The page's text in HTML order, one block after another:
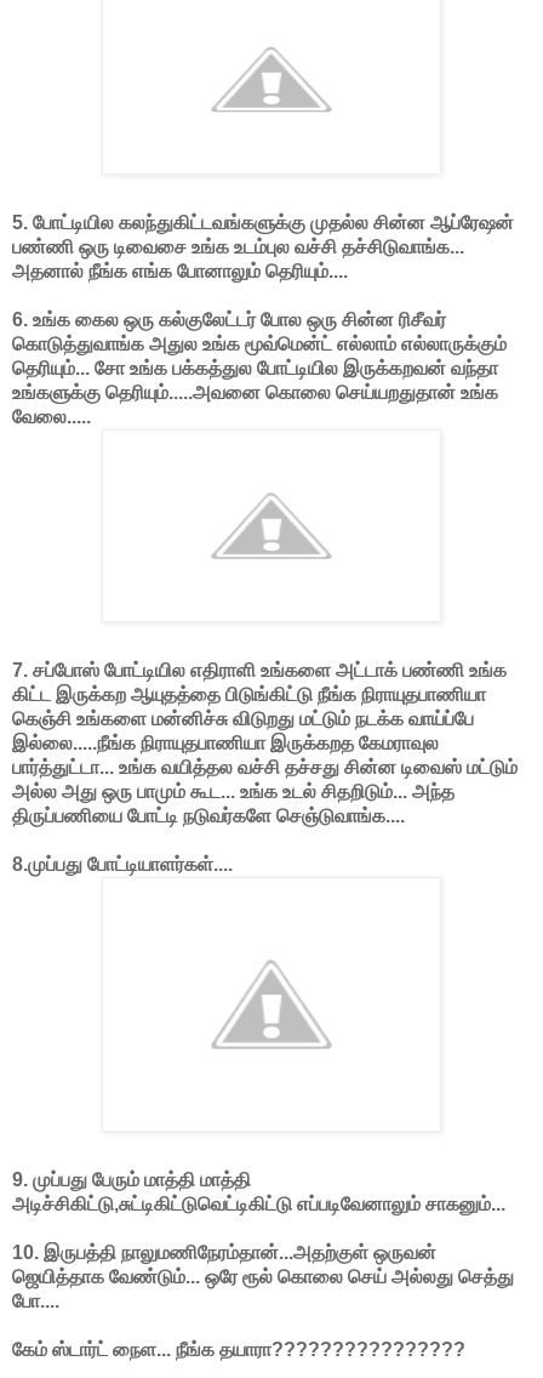
5. போட்டியில கலந்துகிட்டவங்களுக்கு முதல்ல சின்ன ஆப்ரேஷன்
பண்ணி ஒரு டிவைசை உங்க உடம்புல வச்சி தச்சிடுவாங்க...
அதனால் நீங்க எங்க போனாலும் தெரியும்....
6. உங்க கைல ஒரு கல்குலேட்டர் போல ஒரு சின்ன ரிசீவர்
கொடுத்துவாங்க அதுல உங்க மூவ்மென்ட் எல்லாம் எல்லாருக்கும்
தெரியும்... சோ உங்க பக்கத்துல போட்டியில இருக்கறவன் வந்தா
உங்களுக்கு தெரியும்.....அவனை கொலை செய்யறதுதான் உங்க
வேலை.....
7. சப்போஸ் போட்டியில எதிராளி உங்களை அட்டாக் பண்ணி உங்க
கிட்ட இருக்கற ஆயுதத்தை பிடுங்கிட்டு நீங்க நிராயுதபாணியா
கெஞ்சி உங்களை மன்னிச்சு விடுறது மட்டும் நடக்க வாய்ப்பே
இல்லை.....நீங்க நிராயுதபாணியா இருக்கறத கேமராவுல
பார்த்துட்டா... உங்க வயித்தல வச்சி தச்சது சின்ன டிவைஸ் மட்டும்
அல்ல அது ஒரு பாமும் கூட... உங்க உடல் சிதறிடும்... அந்த
திருப்பணியை போட்டி நடுவர்களே செஞ்டுவாங்க....
8.முப்பது போட்டியாளர்கள்....
9. முப்பது பேரும் மாத்தி மாத்தி
அடிச்சிகிட்டு,சுட்டிகிட்டுவெட்டிகிட்டு எப்படிவேனாலும் சாகனும்...
10. இருபத்தி நாலுமணிநேரம்தான்...அதற்குள் ஒருவன்
ஜெயித்தாக வேண்டும்... ஒரே ரூல் கொலை செய் அல்லது செத்து
போ....
கேம் ஸ்டார்ட் நைள... நீங்க தயாரா????????????????